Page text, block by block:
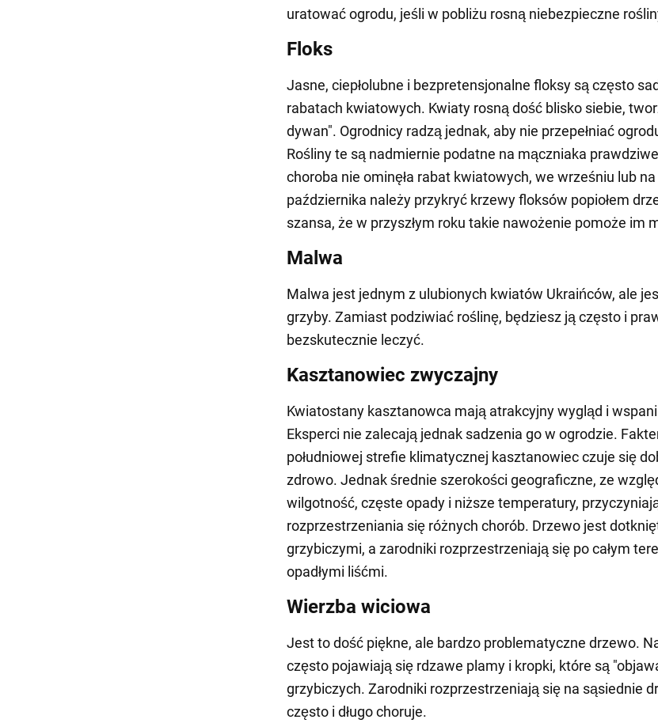
uratować ogrodu, jeśli w pobliżu rosną niebezpieczne
Floks
Jasne, ciepłolubne i bezpretensjonalne floksy są często
rabatach kwiatowych. Kwiaty rosną dość blisko siebie,
dywan". Ogrodnicy radzą jednak, aby nie przepełniać
Rośliny te są nadmiernie podatne na mączniaka
choroba nie ominęła rabat kwiatowych, we wrześniu lub
października należy przykryć krzewy floksów popiołem
szansa, że w przyszłym roku takie nawożenie pomoże im
Malwa
Malwa jest jednym z ulubionych kwiatów Ukraińców, ale
grzyby. Zamiast podziwiać roślinę, będziesz ją często i
bezskutecznie leczyć.
Kasztanowiec zwyczajny
Kwiatostany kasztanowca mają atrakcyjny wygląd i
Eksperci nie zalecają jednak sadzenia go w ogrodzie.
południowej strefie klimatycznej kasztanowiec czuje się
zdrowo. Jednak średnie szerokości geograficzne, ze
wilgotność, częste opady i niższe temperatury,
rozprzestrzeniania się różnych chorób. Drzewo jest
grzybiczymi, a zarodniki rozprzestrzeniają się po całym
opadłymi liśćmi.
Wierzba wiciowa
Jest to dość piękne, ale bardzo problematyczne drzewo.
często pojawiają się rdzawe plamy i kropki, które są
grzybiczych. Zarodniki rozprzestrzeniają się na sąsiednie
często i długo choruje.